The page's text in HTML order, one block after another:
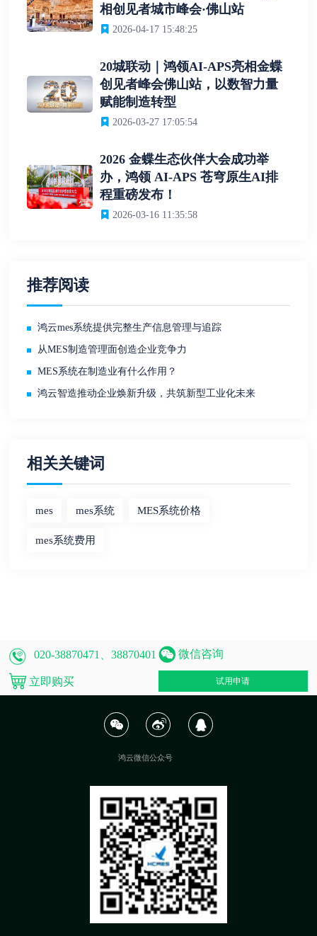
相创见者城市峰会·佛山站
2026-04-17 15:48:25
20城联动｜鸿领AI-APS亮相金蝶
创见者峰会佛山站，以数智力量
赋能制造转型
2026-03-27 17:05:54
2026 金蝶生态伙伴大会成功举
办，鸿领 AI-APS 苍穹原生AI排
程重磅发布！
2026-03-16 11:35:58
推荐阅读
鸿云mes系统提供完整生产信息管理与追踪
从MES制造管理面创造企业竞争力
MES系统在制造业有什么作用？
鸿云智造推动企业焕新升级，共筑新型工业化未来
相关关键词
mes mes系统 MES系统价格
mes系统费用
020-38870471、38870401 微信咨询
立即购买 试用申请
鸿云微信公众号